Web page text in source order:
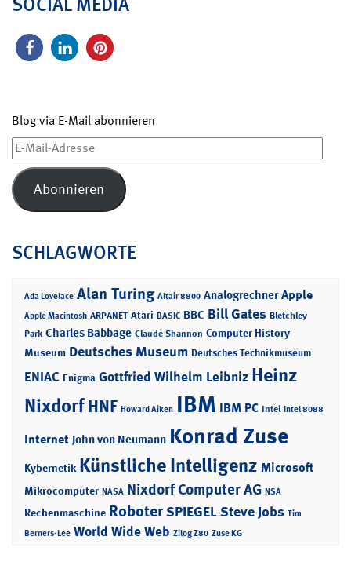
Blog via E-Mail abonnieren
E-
Mail-
Adresse
Abonnieren
SCHLAGWORTE
Ada Lovelace Alan Turing Altair 8800 Analogrechner Apple
Apple Macintosh ARPANET Atari BASIC BBC Bill Gates Bletchley
Park Charles Babbage Claude Shannon Computer History
Museum Deutsches Museum Deutsches Technikmuseum
ENIAC Enigma Gottfried Wilhelm Leibniz Heinz
NixdorfHNF Howard Aiken IBM IBM PC Intel Intel 8088
Internet John von Neumann Konrad Zuse
Kybernetik Künstliche Intelligenz Microsoft
Mikrocomputer NASA Nixdorf Computer AG NSA
Rechenmaschine RoboterSPIEGELSteve Jobs Tim
Berners-Lee World Wide Web Zilog Z80 Zuse KG